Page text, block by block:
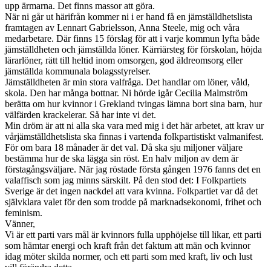
upp ärmarna. Det finns massor att göra.
När ni går ut härifrån kommer ni i er hand få en jämställdhetslista
framtagen av Lennart Gabrielsson, Anna Steele, mig och våra
medarbetare. Där finns 15 förslag för att i varje kommun lyfta både
jämställdheten och jämställda löner. Kärriärsteg för förskolan, höjda
lärarlöner, rätt till heltid inom omsorgen, god äldreomsorg eller
jämställda kommunala bolagsstyrelser.
Jämställdheten är min stora valfråga. Det handlar om löner, våld,
skola. Den har många bottnar. Ni hörde igår Cecilia Malmström
berätta om hur kvinnor i Grekland tvingas lämna bort sina barn, hur
välfärden krackelerar. Så har inte vi det.
Min dröm är att ni alla ska vara med mig i det här arbetet, att krav ur
vårjämställdhetslista ska finnas i vartenda folkpartistiskt valmanifest.
För om bara 18 månader är det val. Då ska sju miljoner väljare
bestämma hur de ska lägga sin röst. En halv miljon av dem är
förstagångsväljare. När jag röstade första gången 1976 fanns det en
valaffisch som jag minns särskilt. På den stod det: I Folkpartiets
Sverige är det ingen nackdel att vara kvinna. Folkpartiet var då det
självklara valet för den som trodde på marknadsekonomi, frihet och
feminism.
Vänner,
Vi är ett parti vars mål är kvinnors fulla upphöjelse till likar, ett parti
som hämtar energi och kraft från det faktum att män och kvinnor
idag möter skilda normer, och ett parti som med kraft, liv och lust